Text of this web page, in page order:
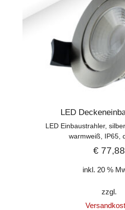
LED
LED Einbaustrahler,
warmweiß, IP65,
€ 77,88
inkl. 20 %
zzgl.